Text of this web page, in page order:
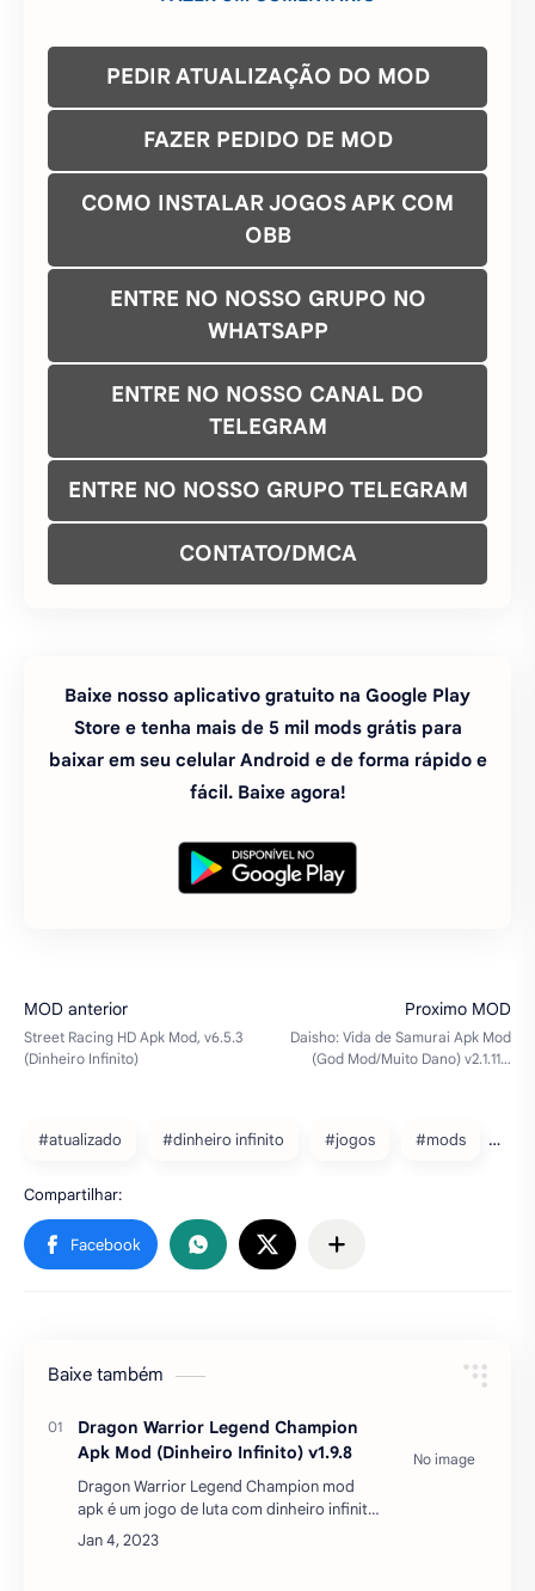
ENTRE NO NOSSO GRUPO NO
WHATSAPP
ENTRE NO NOSSO CANAL DO
TELEGRAM
ENTRE NO NOSSO GRUPO TELEGRAM
CONTATO/DMCA
Baixe nosso aplicativo gratuito na Google Play
baixar em seu celular Android e de forma rápido e
Apk Mod (Dinheiro Infinito) v1.9.8
Dragon Warrior Legend Champion mod
SNIPER ZOMBIE 2: Crime City Apk
Download SNIPER ZOMBIE 2: Crime City
apk mod dinheiro infinito atualizado 2023
via mediafire – Emocionante sniper um
jogo para Android onde você se encontrará
nas realidades de um …
Harvest Town Apk Mod Menu